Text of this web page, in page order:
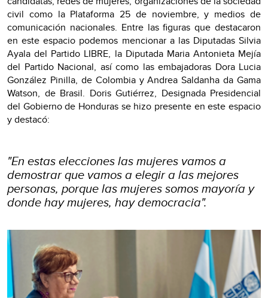
civil como la Plataforma 25 de noviembre, y medios de
comunicación nacionales. Entre las figuras que destacaron
en este espacio podemos mencionar a las Diputadas Silvia
Ayala del Partido LIBRE, la Diputada Maria Antonieta Mejía
del Partido Nacional, así como las embajadoras Dora Lucia
González Pinilla, de Colombia y Andrea Saldanha da Gama
Watson, de Brasil. Doris Gutiérrez, Designada Presidencial
del Gobierno de Honduras se hizo presente en este espacio
y destacó:
"En estas elecciones las mujeres vamos a
demostrar que vamos a elegir a las mejores
personas, porque las mujeres somos mayoría y
donde hay mujeres, hay democracia".